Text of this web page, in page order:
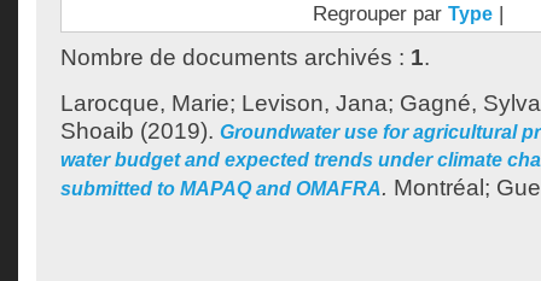
Regrouper par Type |
Nombre de documents archivés : 1.
Larocque, Marie; Levison, Jana; Gagné,
Shoaib (2019). Groundwater use for agricultural
water budget and expected trends under climate
submitted to MAPAQ and OMAFRA. Montréal;